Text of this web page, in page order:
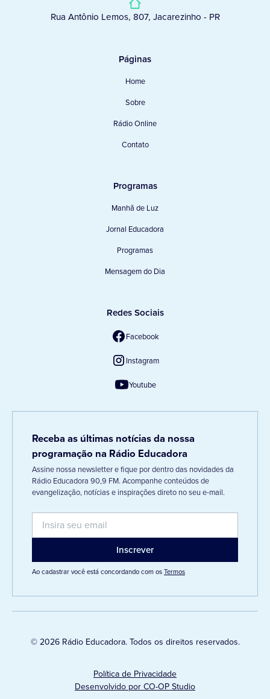
Rua Antônio Lemos, 807, Jacarezinho - PR
Páginas
Home
Sobre
Rádio Online
Contato
Programas
Manhã de Luz
Jornal Educadora
Programas
Mensagem do Dia
Redes Sociais
Facebook
Instagram
Youtube
Receba as últimas notícias da nossa
programação na Rádio Educadora
Assine nossa newsletter e fique por dentro das novidades da
Rádio Educadora 90,9 FM. Acompanhe conteúdos de
evangelização, notícias e inspirações direto no seu e-mail.
Ao cadastrar você está concordando com osTermos
© 2026 Rádio Educadora. Todos os direitos reservados.
Política de Privacidade
Desenvolvido por CO-OP Studio